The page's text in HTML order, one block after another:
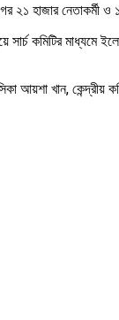
২১ হাজার নেতাকর্মী
কমিটির মাধ্যমে
আয়শা খান, কেন্দ্রীয়